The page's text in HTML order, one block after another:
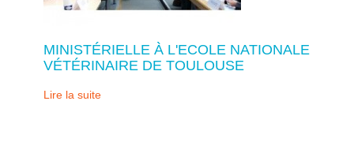
MINISTÉRIELLE À L'ECOLE NATIONALE
VÉTÉRINAIRE DE TOULOUSE
Lire la suite